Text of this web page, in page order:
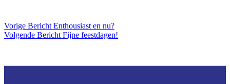
Vorige Bericht Enthousiast en nu?
Volgende Bericht Fijne feestdagen!